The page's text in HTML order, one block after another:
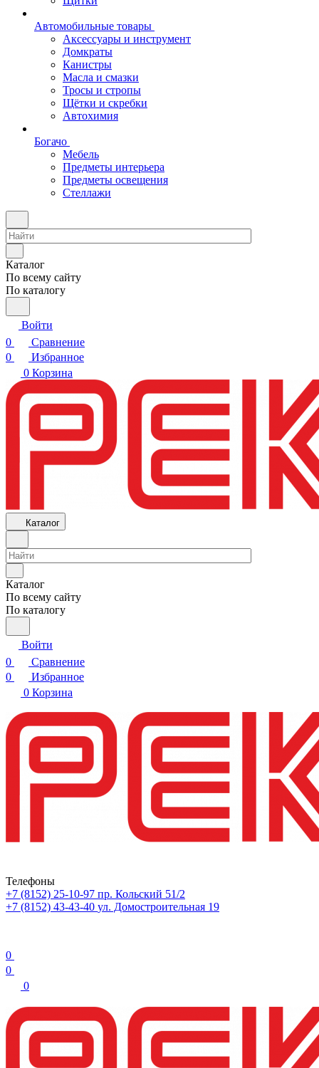
Автомобильные товары
Аксессуары и инструмент
Домкраты
Канистры
Масла и смазки
Тросы и стропы
Щётки и скребки
Автохимия
Богачо
Мебель
Предметы интерьера
Предметы освещения
Стеллажи
Каталог
По всему сайту
По каталогу
Войти
0
Сравнение
0
Избранное
0 Корзина
Каталог
Каталог
По всему сайту
По каталогу
Войти
0
Сравнение
0
Избранное
0 Корзина
Телефоны
+7 (8152) 25-10-97 пр. Кольский 51/2
+7 (8152) 43-43-40 ул. Домостроительная 19
0
0
0